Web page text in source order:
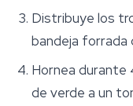
Distribuye los
bandeja forrada
Hornea durante
de verde a un